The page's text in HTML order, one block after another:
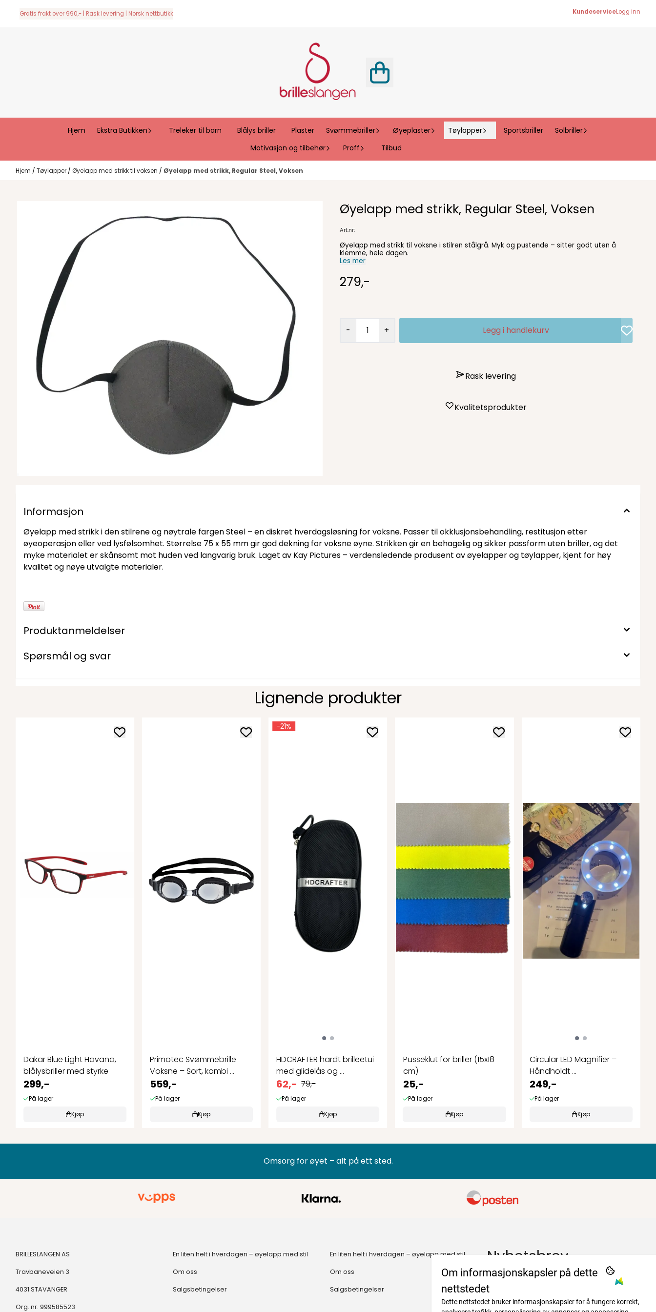
Hopp til innhold
Gratis frakt over 990,- | Rask levering | Norsk nettbutikk KundeserviceLogg inn
Hjem Ekstra Butikken Treleker til barn Blålys briller Plaster Svømmebriller Øyeplaster Tøylapper Sportsbriller
Solbriller
Motivasjon og tilbehør
Proff Tilbud
Hjem / Tøylapper / Øyelapp med strikk til voksen / Øyelapp med strikk, Regular Steel, Voksen
Øyelapp med strikk, Regular Steel, Voksen
Art.nr:
Øyelapp med strikk til voksne i stilren stålgrå. Myk og pustende – sitter godt uten å
klemme, hele dagen.
Les mer
279,-
- + Legg i handlekurv
Rask levering
Kvalitetsprodukter
Informasjon
Øyelapp med strikk i den stilrene og nøytrale fargen Steel – en diskret hverdagsløsning for voksne. Passer til okklusjonsbehandling, restitusjon etter
øyeoperasjon eller ved lysfølsomhet. Størrelse 75 x 55 mm gir god dekning for voksne øyne. Strikken gir en behagelig og sikker passform uten briller, og det
myke materialet er skånsomt mot huden ved langvarig bruk. Laget av Kay Pictures – verdensledende produsent av øyelapper og tøylapper, kjent for høy
kvalitet og nøye utvalgte materialer.
Produktanmeldelser
Spørsmål og svar
Lignende produkter
Dakar Blue Light Havana,
blålysbriller med styrke
299,-
På lager
Kjøp
Primotec Svømmebrille
Voksne – Sort, kombi ...
559,-
På lager
Kjøp
-21%
HDCRAFTER hardt brilleetui
med glidelås og ...
62,- 79,-
På lager
Kjøp
Pusseklut for briller (15x18
cm)
25,-
På lager
Kjøp
Circular LED Magnifier –
Håndholdt ...
249,-
På lager
Kjøp
Omsorg for øyet – alt på ett sted.
BRILLESLANGEN AS
Travbaneveien 3
4031 STAVANGER
Org. nr. 999585523
En liten helt i hverdagen – øyelapp med stil
Om oss
Salgsbetingelser
En liten helt i hverdagen – øyelapp med stil
Om oss
Salgsbetingelser
Nyhetsbrev
Registrer deg for å motta nyheter og
tilbud!
E-post
Om informasjonskapsler på dette
nettstedet
Dette nettstedet bruker informasjonskapsler for å fungere korrekt,